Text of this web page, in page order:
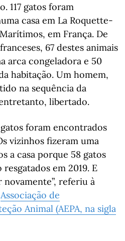
117 gatos foram
casa em La Roquette-
em França. De
franceses, 67 destes animais
arca congeladora e 50
habitação. Um homem,
na sequência da
libertado.
foram encontrados
vizinhos fizeram uma
a casa porque 58 gatos
em 2019. E
referiu à
Associação de
Animal (AEPA, na sigla